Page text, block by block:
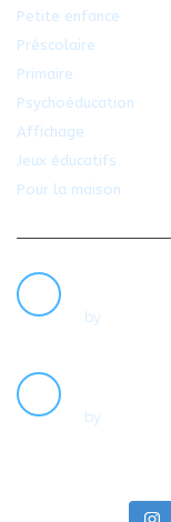
Petite enfance
Préscolaire
Primaire
Psychoéducation
Affichage
Jeux éducatifs
Pour la maison
by
by